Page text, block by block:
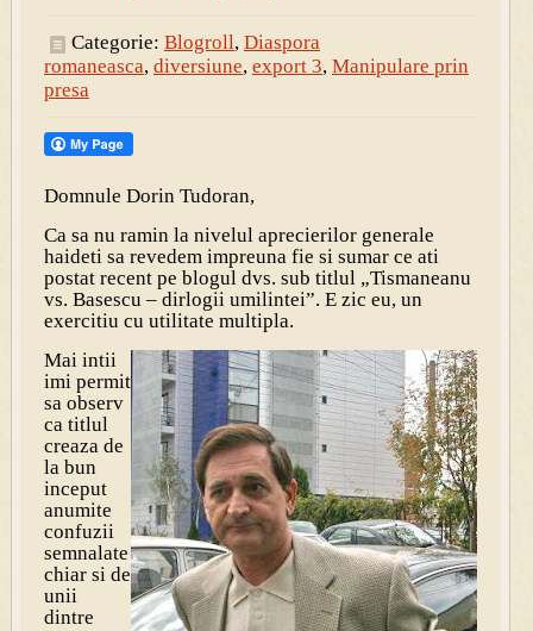
Categorie: Blogroll, Diaspora
romaneasca, diversiune, export 3, Manipulare prin
presa
Domnule Dorin Tudoran,
Ca sa nu ramin la nivelul aprecierilor generale
haideti sa revedem impreuna fie si sumar ce ati
postat recent pe blogul dvs. sub titlul „Tismaneanu
vs. Basescu – dirlogii umilintei”. E zic eu, un
exercitiu cu utilitate multipla.
Mai intii
imi permit
sa observ
ca titlul
creaza de
la bun
inceput
anumite
confuzii
semnalate
chiar si de
unii
dintre